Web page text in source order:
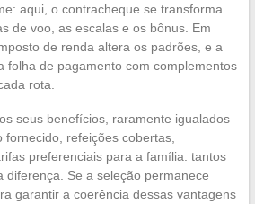
aqui, o contracheque se transforma
de voo, as escalas e os bônus. Em
de renda altera os padrões, e a
folha de pagamento com complementos
rota.
seus benefícios, raramente igualados
fornecido, refeições cobertas,
preferenciais para a família: tantos
diferença. Se a seleção permanece
garantir a coerência dessas vantagens